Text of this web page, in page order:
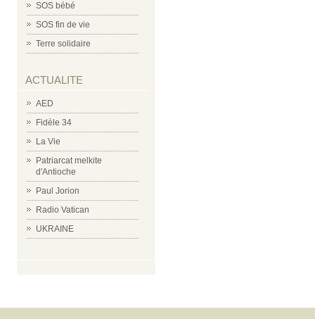
SOS bébé
SOS fin de vie
Terre solidaire
ACTUALITE
AED
Fidèle 34
La Vie
Patriarcat melkite
d'Antioche
Paul Jorion
Radio Vatican
UKRAINE